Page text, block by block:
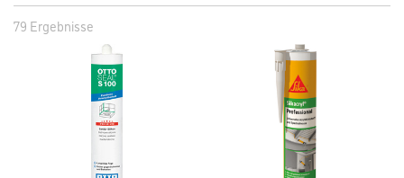
79 Ergebnisse